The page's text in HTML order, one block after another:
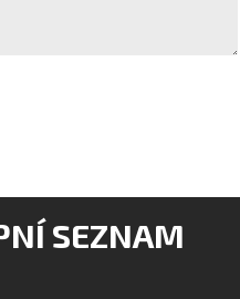
SEZNAM